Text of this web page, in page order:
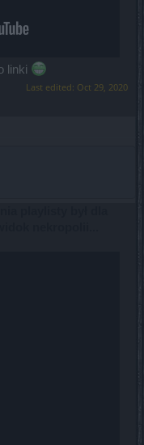
linki
Last edited: Oct 29, 2020